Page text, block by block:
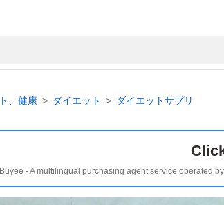
、健康 ダイエット ダイエットサプリ
Buyee - A multilingual purchasing agent service operated